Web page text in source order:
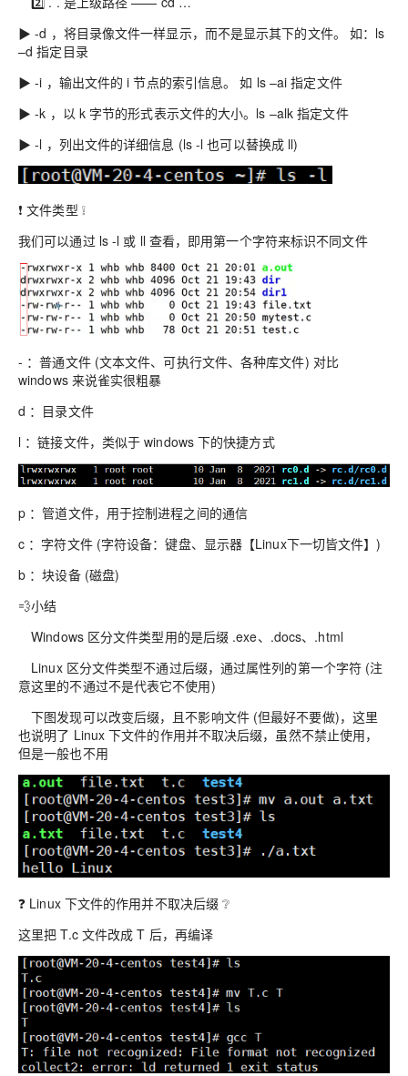
▶ -d ，将目录像文件一样显示，而不是显示其下的文件。 如：ls
–d 指定目录
▶ -i ，输出文件的 i 节点的索引信息。 如 ls –ai 指定文件
▶ -k ，以 k 字节的形式表示文件的大小。ls –alk 指定文件
▶ -l ，列出文件的详细信息 (ls -l 也可以替换成 ll)
❗ 文件类型 ❕
我们可以通过 ls -l 或 ll 查看，即用第一个字符来标识不同文件
- ：普通文件 (文本文件、可执行文件、各种库文件) 对比
windows 来说雀实很粗暴
d ：目录文件
l ：链接文件，类似于 windows 下的快捷方式
p ：管道文件，用于控制进程之间的通信
c ：字符文件 (字符设备：键盘、显示器【Linux下一切皆文件】)
b ：块设备 (磁盘)
💨小结
Windows 区分文件类型用的是后缀 .exe、.docs、.html
Linux 区分文件类型不通过后缀，通过属性列的第一个字符 (注
意这里的不通过不是代表它不使用)
下图发现可以改变后缀，且不影响文件 (但最好不要做)，这里
也说明了 Linux 下文件的作用并不取决后缀，虽然不禁止使用，
但是一般也不用
❓ Linux 下文件的作用并不取决后缀 ❔
这里把 T.c 文件改成 T 后，再编译